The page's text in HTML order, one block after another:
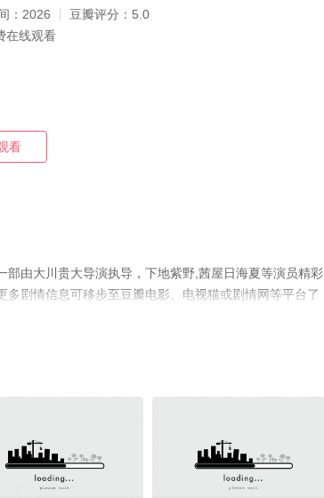
： 2026 豆瓣评分： 5.0
在线观看
看
由大川贵大导演执导，下地紫野,茜屋日海夏等演员精彩
剧情信息可移步至豆瓣电影、电视猫或剧情网等平台了